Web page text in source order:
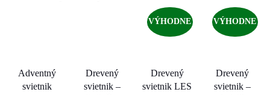
Adventný
svietnik
Drevený
svietnik –
VÝHODNE
Drevený
svietnik LES
VÝHODNE
Drevený
svietnik –